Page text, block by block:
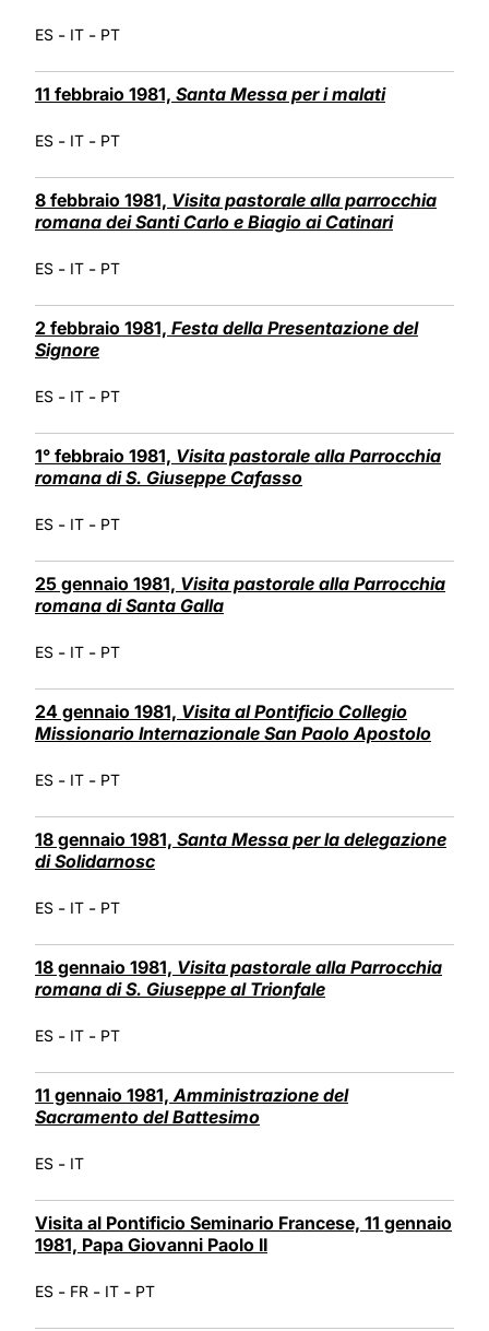
ES - IT - PT
11 febbraio 1981, Santa Messa per i malati
ES - IT - PT
8 febbraio 1981, Visita pastorale alla parrocchia
romana dei Santi Carlo e Biagio ai Catinari
ES - IT - PT
2 febbraio 1981, Festa della Presentazione del
Signore
ES - IT - PT
1° febbraio 1981, Visita pastorale alla Parrocchia
romana di S. Giuseppe Cafasso
ES - IT - PT
25 gennaio 1981, Visita pastorale alla Parrocchia
romana di Santa Galla
ES - IT - PT
24 gennaio 1981, Visita al Pontificio Collegio
Missionario Internazionale San Paolo Apostolo
ES - IT - PT
18 gennaio 1981, Santa Messa per la delegazione
di Solidarnosc
ES - IT - PT
18 gennaio 1981, Visita pastorale alla Parrocchia
romana di S. Giuseppe al Trionfale
ES - IT - PT
11 gennaio 1981, Amministrazione del
Sacramento del Battesimo
ES - IT
Visita al Pontificio Seminario Francese, 11 gennaio
1981, Papa Giovanni Paolo II
ES - FR - IT - PT